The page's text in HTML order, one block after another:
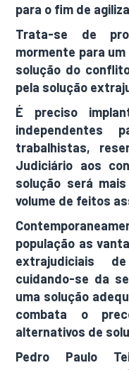
para o fim de
Trata-se de
mormente para
solução do
pela solução
É preciso
independentes
trabalhistas,
Judiciário aos
solução será
volume de feitos
população as
extrajudiciais
cuidando-se da
uma solução
combata o
alternativos de
Pedro Paulo